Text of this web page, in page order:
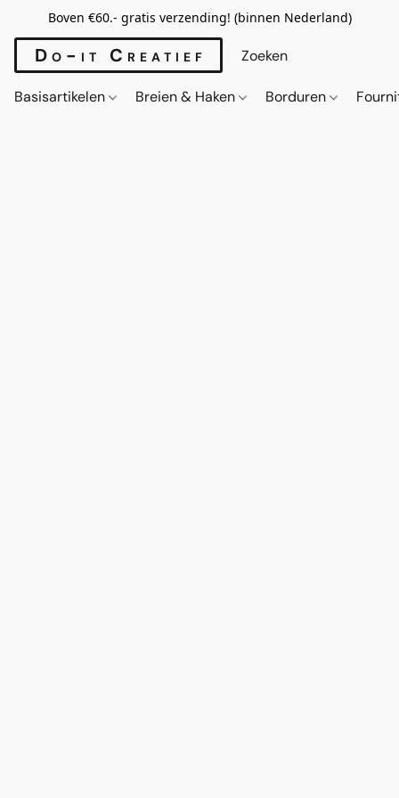
Boven €60.- gratis verzending! (binnen Nederland)
Do-it Creatief
Basisartikelen Breien & Haken Borduren